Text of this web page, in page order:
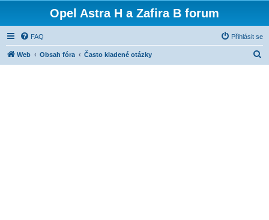
Opel Astra H a Zafira B forum
FAQ Přihlásit se
Web Obsah fóra Často kladené otázky